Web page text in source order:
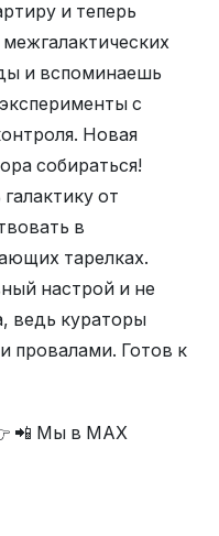
и теперь
и вспоминаешь
с
Новая
собираться!
от
в
тарелках.
настрой и не
ведь кураторы
провалами. Готов к
📲 Мы в МАХ